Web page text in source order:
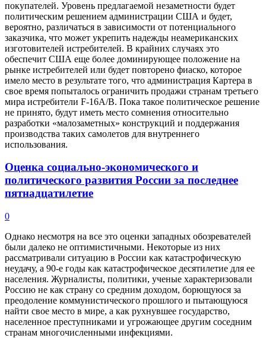
покупателей. Уровень предлагаемой незаметности будет
политическим решением администрации США и будет,
вероятно, различаться в зависимости от потенциального
заказчика, что может укрепить надежды неамериканских
изготовителей истребителей. В крайних случаях это
обеспечит США еще более доминирующее положение на
рынке истребителей или будет повторено фиаско, которое
имело место в результате того, что администрация Картера в
свое время попыталось ограничить продажи странам третьего
мира истребители F-16A/B. Пока такое политическое решение
не принято, будут иметь место сомнения относительно
разработки «малозаметных» конструкций и поддержания
производства таких самолетов для внутреннего
использования.
Оценка социально-экономического и
политического развития России за последнее
пятнадцатилетие
0
Однако несмотря на все это оценки западных обозревателей
были далеко не оптимистичными. Некоторые из них
рассматривали ситуацию в России как катастрофическую
неудачу, а 90-е годы как катастрофическое десятилетие для ее
населения. Журналисты, политики, ученые характеризовали
Россию не как страну со средним доходом, борющуюся за
преодоление коммунистического прошлого и пытающуюся
найти свое место в мире, а как рухнувшее государство,
населенное преступниками и угрожающее другим соседним
странам многочисленными инфекциями.